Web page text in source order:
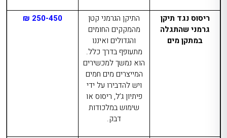
ריסוס נגד תיקן
גרמני שהתגלה
במתקן מים
התיקן הגרמני קטן
מהמקקים החומים
והגדולים ואיננו
מתעופף בדרך כלל.
הוא נמשך למכשירים
המייצרים מים חמים
ויש להדבירו על ידי
פיתיון ג’ל, ריסוס או
שימוש במלכודות
דבק.
250-450 ₪